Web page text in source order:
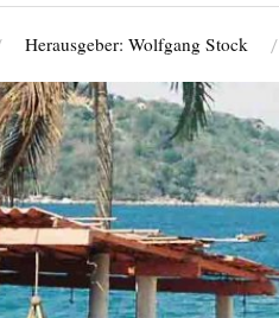
Herausgeber: Wolfgang Stock